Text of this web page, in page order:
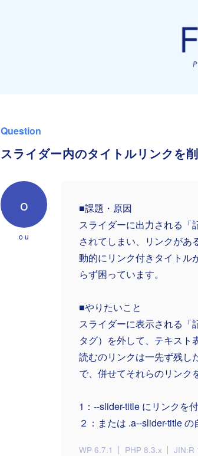
Question
スライダー内のタイトルリンクを
o
o u
■課題・原因
スライダーに出力される「
されてしまい、リンクがあ
動的にリンク付きタイトル
らず困っています。
■やりたいこと
スライダーに表示される「
タグ）を外して、テキスト
読むのリンクは一先ず残し
で、併せてそれらのリンク
1：--slider-title にリンクを
２：または .a--slider-title
WP 6.7.1 PHP 8.3.x JIN:R